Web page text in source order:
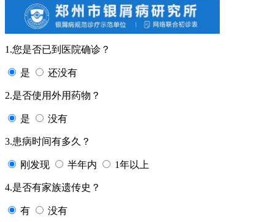
1.您是否已到医院确诊？
是 还没有
2.是否使用外用药物？
是 没有
3.患病时间有多久？
刚发现 半年内 1年以上
4.是否有家族遗传史？
有 没有